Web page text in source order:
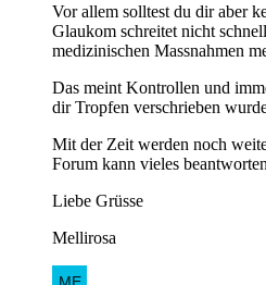
Vor allem solltest du dir aber
Glaukom schreitet nicht
medizinischen Massnahmen
Das meint Kontrollen und
dir Tropfen verschrieben
Mit der Zeit werden noch
Forum kann vieles
Liebe Grüsse
Mellirosa